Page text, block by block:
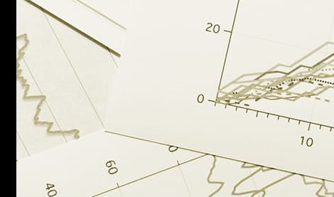
フローズンスイーツ
バレンタインとモロゾフについて
カフェモロゾフ
焼き菓子マルシェ／窯だしクッキー＆